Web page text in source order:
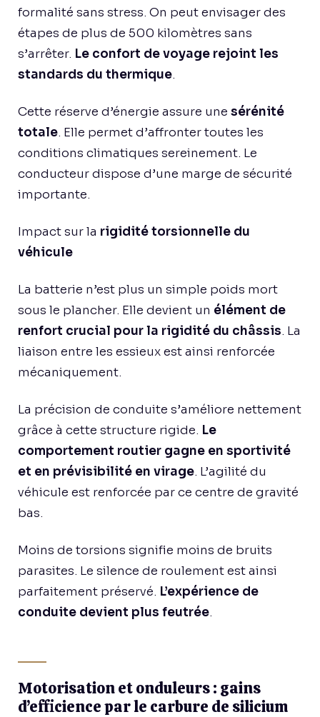
formalité sans stress. On peut envisager des
étapes de plus de 500 kilomètres sans
s’arrêter. Le confort de voyage rejoint les
standards du thermique.
Cette réserve d’énergie assure une sérénité
totale. Elle permet d’affronter toutes les
conditions climatiques sereinement. Le
conducteur dispose d’une marge de sécurité
importante.
Impact sur la rigidité torsionnelle du
véhicule
La batterie n’est plus un simple poids mort
sous le plancher. Elle devient un élément de
renfort crucial pour la rigidité du châssis. La
liaison entre les essieux est ainsi renforcée
mécaniquement.
La précision de conduite s’améliore nettement
grâce à cette structure rigide. Le
comportement routier gagne en sportivité
et en prévisibilité en virage. L’agilité du
véhicule est renforcée par ce centre de gravité
bas.
Moins de torsions signifie moins de bruits
parasites. Le silence de roulement est ainsi
parfaitement préservé. L’expérience de
conduite devient plus feutrée.
Motorisation et onduleurs : gains
d’efficience par le carbure de silicium